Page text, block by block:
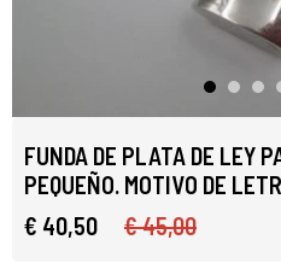
FUNDA DE PLATA DE LEY
PEQUEÑO. MOTIVO DE
€ 40,50
€ 45,00